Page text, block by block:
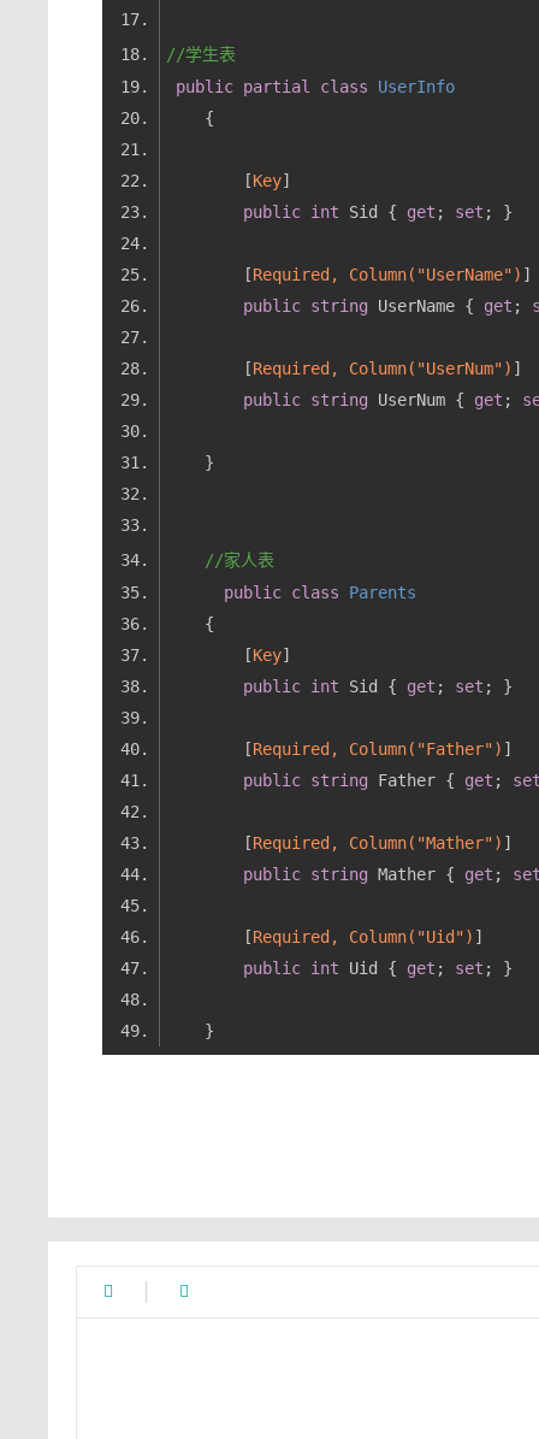
//学生表
public partial class
UserInfo
[Key
public int Sid { get ; set
[Required, Column( "UserName")
public string UserName { get ;
[Required, Column( "UserNum")
public string UserNum { get ;
//家人表
public class
Parents
[Key
public int Sid { get ; set
[Required, Column( "Father")
public string Father { get ; set
[Required, Column( "Mather")
public string Mather { get ; set
[Required, Column( "Uid")
public int Uid { get ; set
 